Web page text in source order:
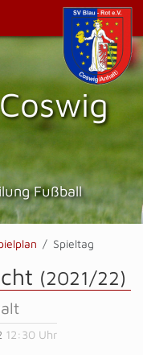
Fußball
Spieltag
(2021/22)
12:30 Uhr